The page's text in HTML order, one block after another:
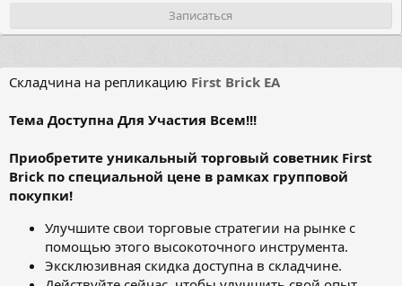
Записаться
Складчина на репликацию First Brick EA
Тема Доступна Для Участия Всем!!!
Приобретите уникальный торговый советник First
Brick по специальной цене в рамках групповой
покупки!
Улучшите свои торговые стратегии на рынке с
помощью этого высокоточного инструмента.
Эксклюзивная скидка доступна в складчине.